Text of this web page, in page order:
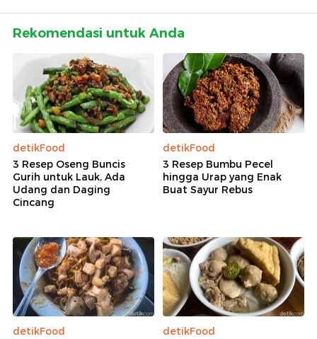
Rekomendasi untuk Anda
detikFood
3 Resep Oseng Buncis
Gurih untuk Lauk, Ada
Udang dan Daging
Cincang
detikFood
3 Resep Bumbu Pecel
hingga Urap yang Enak
Buat Sayur Rebus
detikFood
detikFood